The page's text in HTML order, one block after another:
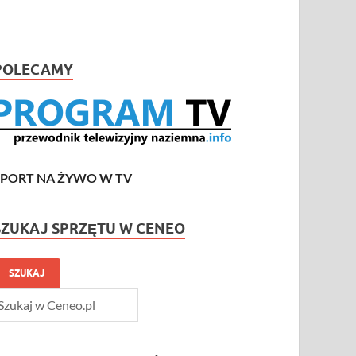
NA ŻYWO W TV
SPRZĘTU W CENEO
SZUKAJ